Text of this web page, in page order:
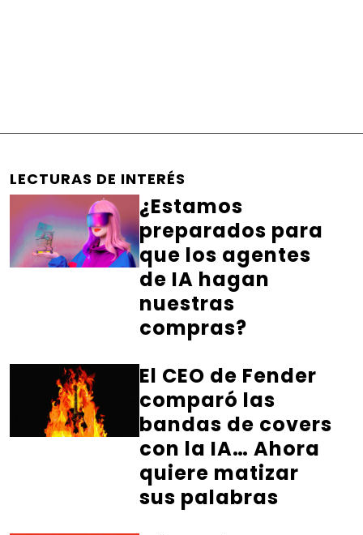
LECTURAS DE INTERÉS
¿Estamos
preparados para
que los agentes
de IA hagan
nuestras
compras?
El CEO de Fender
comparó las
bandas de covers
con la IA… Ahora
quiere matizar
sus palabras